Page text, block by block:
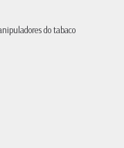
do tabaco